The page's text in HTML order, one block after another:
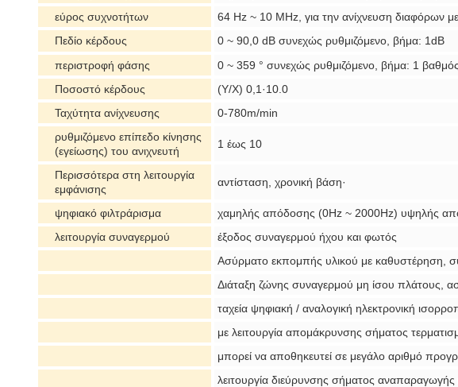
εύρος συχνοτήτων
64 Hz ~ 10 MHz, για την ανίχνευση διαφόρων
Πεδίο κέρδους
0 ~ 90,0 dB συνεχώς ρυθμιζόμενο, βήμα: 1dB
περιστροφή φάσης
0 ~ 359 ° συνεχώς ρυθμιζόμενο, βήμα: 1 βαθμός
Ποσοστό κέρδους
(Y/X) 0,1·10.0
Ταχύτητα ανίχνευσης
0-780m/min
ρυθμιζόμενο επίπεδο κίνησης
(εγείωσης) του ανιχνευτή
1 έως 10
Περισσότερα στη λειτουργία
εμφάνισης
αντίσταση, χρονική βάση·
ψηφιακό φιλτράρισμα
χαμηλής απόδοσης (0Hz ~ 2000Hz) υψηλής
λειτουργία συναγερμού
έξοδος συναγερμού ήχου και φωτός
Ασύρματο εκπομπής υλικού με καθυστέρηση,
Διάταξη ζώνης συναγερμού μη ίσου πλάτους,
ταχεία ψηφιακή / αναλογική ηλεκτρονική
με λειτουργία απομάκρυνσης σήματος
μπορεί να αποθηκευτεί σε μεγάλο αριθμό
λειτουργία διεύρυνσης σήματος